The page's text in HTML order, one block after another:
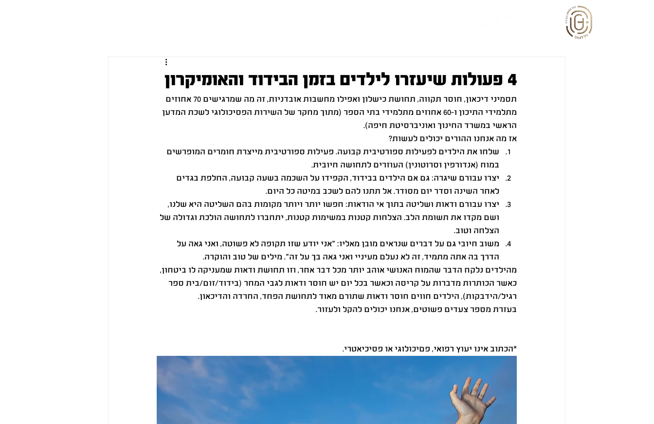
4 פעולות שיעזרו לילדים בזמן הבידוד והאומיקרון
תסמיני דיכאון, חוסר תקווה, תחושת כישלון ואפילו מחשבות אובדניות, זה מה שמרגישים 70 אחוזים
מתלמידי התיכון ו-60 אחוזים מתלמידי בתי הספר (מתוך מחקר של השירות הפסיכולוגי לשכת המדען
הראשי במשרד החינוך ואוניברסיטת חיפה).
אז מה אנחנו ההורים יכולים לעשות?
שלחו את הילדים לפעילות ספורטיבית קבועה. פעילות ספורטיבית מייצרת חומרים המופרשים
במוח (אנדורפין וסרוטונין) העוזרים לתחושה חיובית.
יצרו עבורם שיגרה: גם אם הילדים בבידוד, הקפידו על השכמה בשעה קבועה, החלפת בגדים
לאחר השינה וסדר יום מסודר. אל תתנו להם לשכב במיטה כל היום.
יצרו עבורם ודאות ושליטה בתוך אי הודאות: חפשו יותר ויותר מקומות בהם השליטה היא שלנו,
ושם מקדו את תשומת הלב. הצלחות קטנות במשימות קטנות, יתחברו לתחושה הולכת וגדולה של
הצלחה וטוב.
משוב חיובי גם על דברים שנראים מובן מאליו: ״אני יודע שזו תקופה לא פשוטה, ואני גאה על
הדרך בה אתה מתמיד, זה לא נעלם מעיניי ואני גאה בך על זה״. מילים של טוב והוקרה.
מהילדים נלקח הדבר שהמוח האנושי אוהב יותר מכל דבר אחר, וזו תחושת ודאות שמעניקה לו ביטחון,
כאשר הכותרות מדברות על קריסה וכאשר בכל יום יש חוסר ודאות לגבי המחר (בידוד/זום/בית ספר
רגיל/הידבקות), הילדים חווים חוסר ודאות שתורם מאוד לתחושת הפחד, החרדה והדיכאון.
בעזרת מספר צעדים פשוטים, אנחנו יכולים להקל ולעזור.
*הכתוב אינו יעוץ רפואי, פםיכולוגי או פסיכיאטרי.